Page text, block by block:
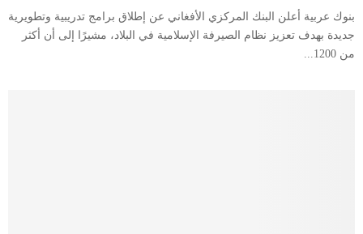
بنوك عربية أعلن البنك المركزي الأفغاني عن إطلاق برامج تدريبية وتطويرية
جديدة بهدف تعزيز نظام الصيرفة الإسلامية في البلاد، مشيرًا إلى أن أكثر
من 1200...